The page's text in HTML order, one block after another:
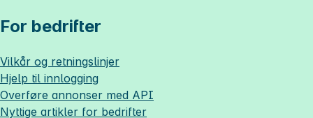
For bedrifter
Vilkår og retningslinjer
Hjelp til innlogging
Overføre annonser med API
Nyttige artikler for bedrifter